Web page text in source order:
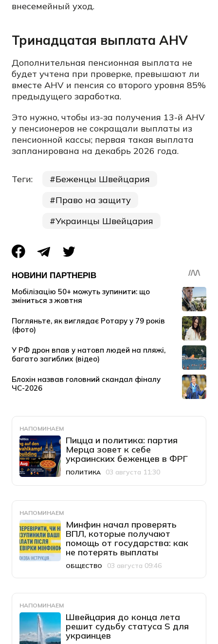
внесемейный уход.
Тринадцатая выплата AHV
Дополнительная пенсионная выплата не
будет учтена при проверке, превышают ли
вместе AHV и пенсия со второго уровня 85%
предыдущего заработка.
Это нужно, чтобы из-за получения 13-й AHV
у пенсионеров не сокращали выплаты из
пенсионной кассы; первая такая выплата
запланирована на декабрь 2026 года.
Теги:
Беженцы Швейцария
Право на защиту
Украинцы Швейцария
НАПОМИНАЕМ
Пицца и политика: партия
Мерца зовет к себе
украинских беженцев в ФРГ
Категория
ПОЛИТИКА
Дата публикации
03 августа 11:30
НАПОМИНАЕМ
Минфин начал проверять
ВПЛ, которые получают
помощь от государства: как
не потерять выплаты
Категория
ОБЩЕСТВО
Дата публикации
03 августа 09:46
НАПОМИНАЕМ
Швейцария до конца лета
решит судьбу статуса S для
украинцев